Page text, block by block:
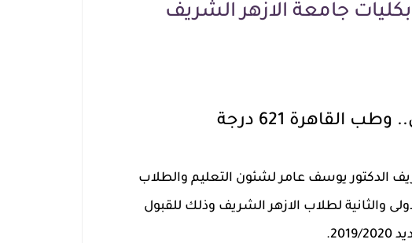
جامعة الازهر الشريف
القاهرة 621 درجة
الدكتور يوسف عامر لشئون التعليم والطلاب
والثانية لطلاب الازهر الشريف وذلك للقبول